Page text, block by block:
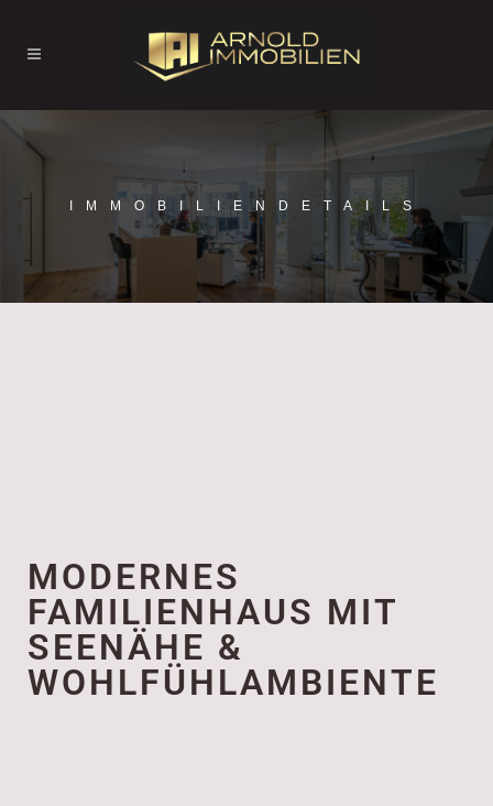
IMMOBILIENDETAILS
MODERNES
FAMILIENHAUS MIT
SEENÄHE &
WOHLFÜHLAMBIENTE